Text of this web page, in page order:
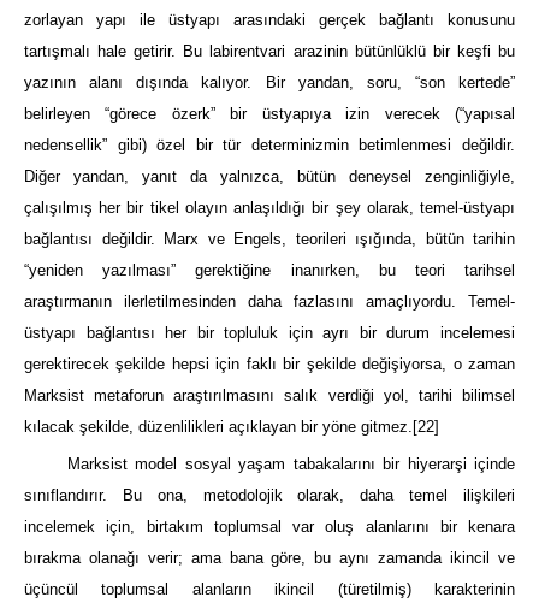
zorlayan yapı ile üstyapı arasındaki gerçek bağlantı konusunu
tartışmalı hale getirir. Bu labirentvari arazinin bütünlüklü bir keşfi bu
yazının alanı dışında kalıyor. Bir yandan, soru, “son kertede”
belirleyen “görece özerk” bir üstyapıya izin verecek (“yapısal
nedensellik” gibi) özel bir tür determinizmin betimlenmesi değildir.
Diğer yandan, yanıt da yalnızca, bütün deneysel zenginliğiyle,
çalışılmış her bir tikel olayın anlaşıldığı bir şey olarak, temel-üstyapı
bağlantısı değildir. Marx ve Engels, teorileri ışığında, bütün tarihin
“yeniden yazılması” gerektiğine inanırken, bu teori tarihsel
araştırmanın ilerletilmesinden daha fazlasını amaçlıyordu. Temel-
üstyapı bağlantısı her bir topluluk için ayrı bir durum incelemesi
gerektirecek şekilde hepsi için faklı bir şekilde değişiyorsa, o zaman
Marksist metaforun araştırılmasını salık verdiği yol, tarihi bilimsel
kılacak şekilde, düzenlilikleri açıklayan bir yöne gitmez. [22]
Marksist model sosyal yaşam tabakalarını bir hiyerarşi içinde
sınıflandırır. Bu ona, metodolojik olarak, daha temel ilişkileri
incelemek için, birtakım toplumsal var oluş alanlarını bir kenara
bırakma olanağı verir; ama bana göre, bu aynı zamanda ikincil ve
üçüncül toplumsal alanların ikincil (türetilmiş) karakterinin